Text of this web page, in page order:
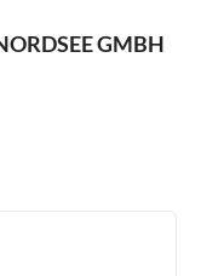
GMBH